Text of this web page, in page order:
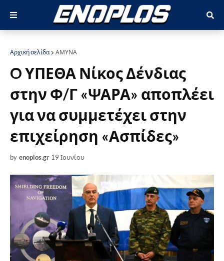
Αρχική σελίδα ΑΜΥΝΑ
O ΥΠΕΘΑ Νίκος Δένδιας
στην Φ/Γ «ΨΑΡΑ» αποπλέει
για να συμμετέχει στην
επιχείρηση «Ασπίδες»
by enoplos.gr 19 Ιουνίου